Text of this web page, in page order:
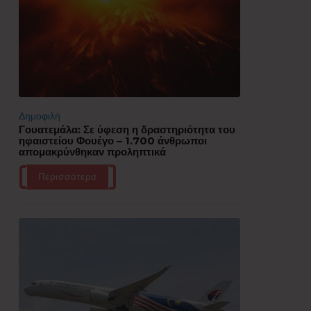
Δημοφιλή
Γουατεμάλα: Σε ύφεση η δραστηριότητα του
ηφαιστείου Φουέγο – 1.700 άνθρωποι
απομακρύνθηκαν προληπτικά
Περισσότερα